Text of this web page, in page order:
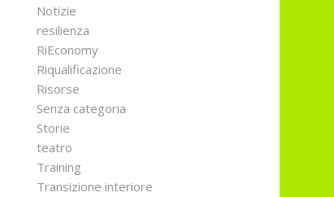
Notizie
resilienza
RiEconomy
Riqualificazione
Risorse
Senza categoria
Storie
teatro
Training
Transizione interiore